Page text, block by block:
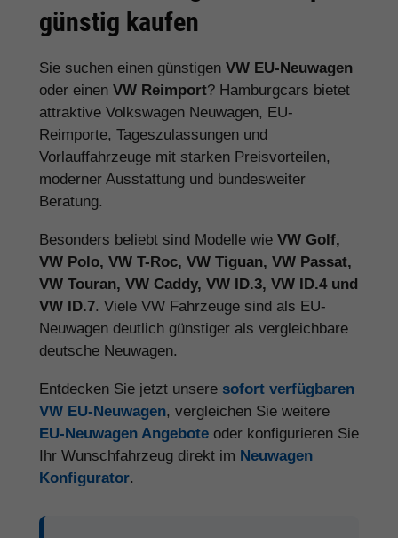
günstig kaufen
Sie suchen einen günstigen VW EU-Neuwagen
oder einen VW Reimport? Hamburgcars bietet
attraktive Volkswagen Neuwagen, EU-
Reimporte, Tageszulassungen und
Vorlauffahrzeuge mit starken Preisvorteilen,
moderner Ausstattung und bundesweiter
Beratung.
Besonders beliebt sind Modelle wie VW Golf,
VW Polo, VW T-Roc, VW Tiguan, VW Passat,
VW Touran, VW Caddy, VW ID.3, VW ID.4 und
VW ID.7. Viele VW Fahrzeuge sind als EU-
Neuwagen deutlich günstiger als vergleichbare
deutsche Neuwagen.
Entdecken Sie jetzt unsere sofort verfügbaren
VW EU-Neuwagen, vergleichen Sie weitere
EU-Neuwagen Angebote oder konfigurieren Sie
Ihr Wunschfahrzeug direkt im Neuwagen
Konfigurator.